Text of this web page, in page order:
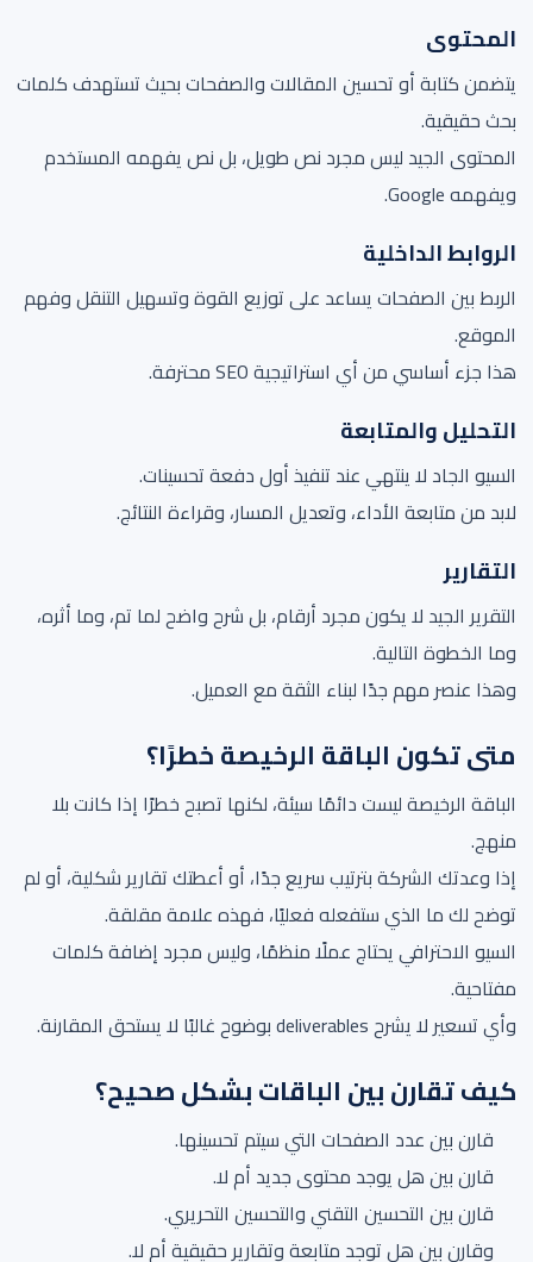
المحتوى
يتضمن كتابة أو تحسين المقالات والصفحات بحيث تستهدف كلمات
بحث حقيقية.
المحتوى الجيد ليس مجرد نص طويل، بل نص يفهمه المستخدم
ويفهمه Google.
الروابط الداخلية
الربط بين الصفحات يساعد على توزيع القوة وتسهيل التنقل وفهم
الموقع.
هذا جزء أساسي من أي استراتيجية SEO محترفة.
التحليل والمتابعة
السيو الجاد لا ينتهي عند تنفيذ أول دفعة تحسينات.
لابد من متابعة الأداء، وتعديل المسار، وقراءة النتائج.
التقارير
التقرير الجيد لا يكون مجرد أرقام، بل شرح واضح لما تم، وما أثره،
وما الخطوة التالية.
وهذا عنصر مهم جدًا لبناء الثقة مع العميل.
متى تكون الباقة الرخيصة خطرًا؟
الباقة الرخيصة ليست دائمًا سيئة، لكنها تصبح خطرًا إذا كانت بلا
منهج.
إذا وعدتك الشركة بترتيب سريع جدًا، أو أعطتك تقارير شكلية، أو لم
توضح لك ما الذي ستفعله فعليًا، فهذه علامة مقلقة.
السيو الاحترافي يحتاج عملًا منظمًا، وليس مجرد إضافة كلمات
مفتاحية.
وأي تسعير لا يشرح deliverables بوضوح غالبًا لا يستحق المقارنة.
كيف تقارن بين الباقات بشكل صحيح؟
قارن بين عدد الصفحات التي سيتم تحسينها.
قارن بين هل يوجد محتوى جديد أم لا.
قارن بين التحسين التقني والتحسين التحريري.
وقارن بين هل توجد متابعة وتقارير حقيقية أم لا.